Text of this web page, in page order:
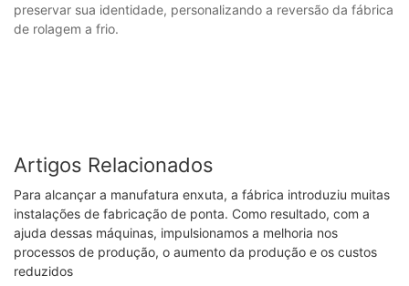
preservar sua identidade, personalizando a reversão da fábrica
de rolagem a frio.
Artigos Relacionados
Para alcançar a manufatura enxuta, a fábrica introduziu muitas
instalações de fabricação de ponta. Como resultado, com a
ajuda dessas máquinas, impulsionamos a melhoria nos
processos de produção, o aumento da produção e os custos
reduzidos